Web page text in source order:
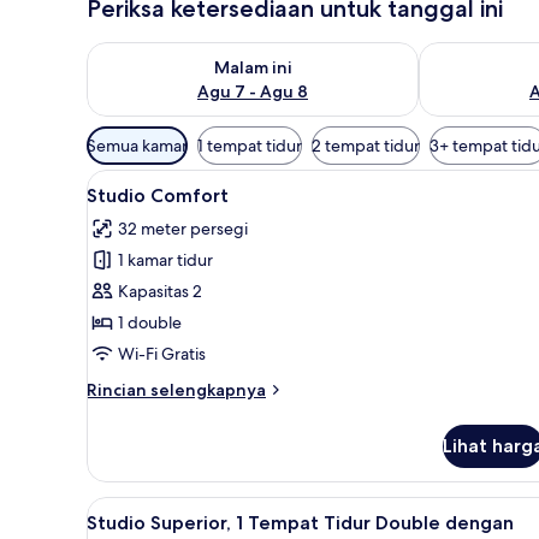
Periksa ketersediaan untuk tanggal ini
Malam ini
Agu 7 - Agu 8
Periksa ketersediaan untuk malam ini Agu 7 - Agu 8
Periksa
Filter
tersedia
untuk
kamar
Semua kamar 1 tempat tidur 2 tempat tidur 3+ tempat
Lihat
semua
foto
untuk
Studio
Comfort
Studio Comfort | 1 kamar
11
Studio Comfort
32 meter persegi
1 kamar tidur
Kapasitas 2
1 double
Wi-Fi Gratis
Rincian selengkapnya
Rincian
Studio
Comfort
Lihat
Lihat
Studio Superior, 1 Tempat
8
Studio Superior, 1 Tempat Tidur Double dengan